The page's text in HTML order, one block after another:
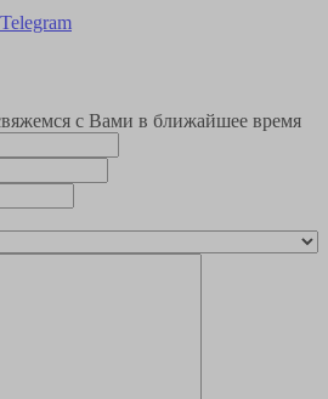
с Вами в ближайшее время